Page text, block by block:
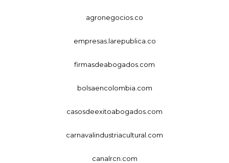
agronegocios.co
empresas.larepublica.co
firmasdeabogados.com
bolsaencolombia.com
casosdeexitoabogados.com
carnavalindustriacultural.com
canalrcn.com